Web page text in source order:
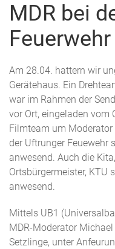
MDR bei
Feuerwehr
Am 28.04. hattern wir
Gerätehaus. Ein
war im Rahmen der
vor Ort, eingeladen vom
Filmteam um
der Uftrunger Feuewehr
anwesend. Auch die
Ortsbürgermeister, KTU
anwesend.
Mittels UB1
MDR-Moderator
Setzlinge, unter